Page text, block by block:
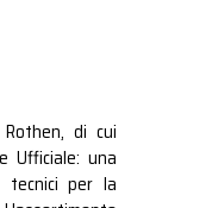
di cui
Ufficiale: una
tecnici per la